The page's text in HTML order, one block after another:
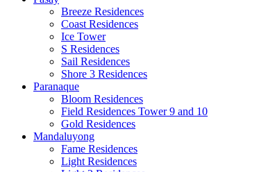
Breeze Residences
Coast Residences
Ice Tower
S Residences
Sail Residences
Shore 3 Residences
Paranaque
Bloom Residences
Field Residences Tower 9 and 10
Gold Residences
Mandaluyong
Fame Residences
Light Residences